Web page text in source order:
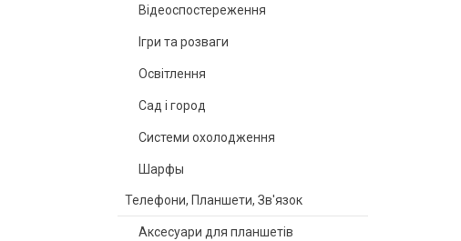
Відеоспостереження
Ігри та розваги
Освітлення
Сад і город
Системи охолодження
Шарфы
Телефони, Планшети, Зв'язок
Аксесуари для планшетів